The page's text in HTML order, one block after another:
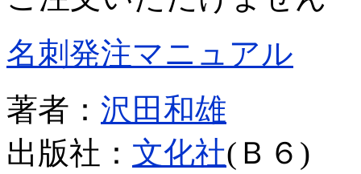
名刺発注マニュアル
著者： 沢田和雄
出版社： 文化社(Ｂ６)